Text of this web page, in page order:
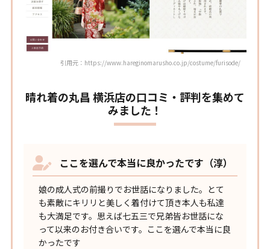
引用元：https://www.hareginomarusho.co.jp/costume/furisode/
晴れ着の丸昌 横浜店の口コミ・評判を集めて
みました！
ここを選んで本当に良かったです（淳）
娘の成人式の前撮りでお世話になりました。とて
も素敵にキリリと美しく着付けて頂き本人も私達
も大満足です。思えば七五三で兄弟皆お世話にな
って以来のお付き合いです。ここを選んで本当に良
かったです